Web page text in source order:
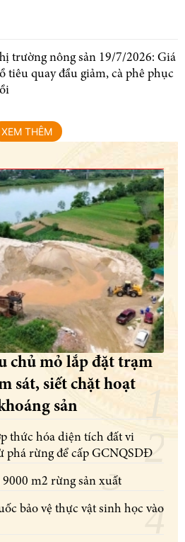
trường nông sản 19/7/2026: Giá
tiêu quay đầu giảm, cà phê phục
XEM THÊM
chủ mỏ lắp đặt trạm
sát, siết chặt hoạt
sản
thức hóa diện tích đất vi
phá rừng để cấp GCNQSDĐ
Phát hiện vụ phá hơn 9000 m2 rừng sản xuất
bảo vệ thực vật sinh học vào